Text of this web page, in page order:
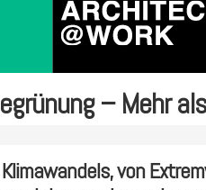
– Mehr
von